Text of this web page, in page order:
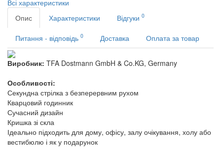
Всі характеристики
Опис
Характеристики Відгуки 0
Питання - відповідь 0 Доставка Оплата за товар
Виробник: TFA Dostmann GmbH & Co.KG, Germany
Особливості:
Секундна стрілка з безперервним рухом
Кварцовий годинник
Сучасний дизайн
Кришка зі скла
Ідеально підходить для дому, офісу, залу очікування, холу або
вестибюлю і як у подарунок